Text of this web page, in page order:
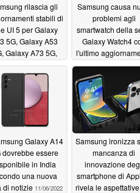
rilascia gli
stabili di
UI 5 per Galaxy
5G, Galaxy A53
Galaxy A73 5G,
Galaxy Z Fold4
11/12/2022
Samsung causa
problemi agli
smartwatch della
Galaxy Watch4
l'ultimo
software
risolvere un
critico
11/12/2022
Galaxy A14
dovrebbe essere
in India
una nuova
di notizie 11/06/2022
Samsung ironizza
mancanza di
innovazione
smartphone di
rivela le